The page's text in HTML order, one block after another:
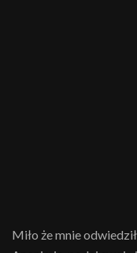
Miło że mnie